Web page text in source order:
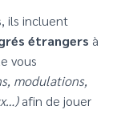
ils incluent
étrangers à
vous
modulations,
afin de jouer